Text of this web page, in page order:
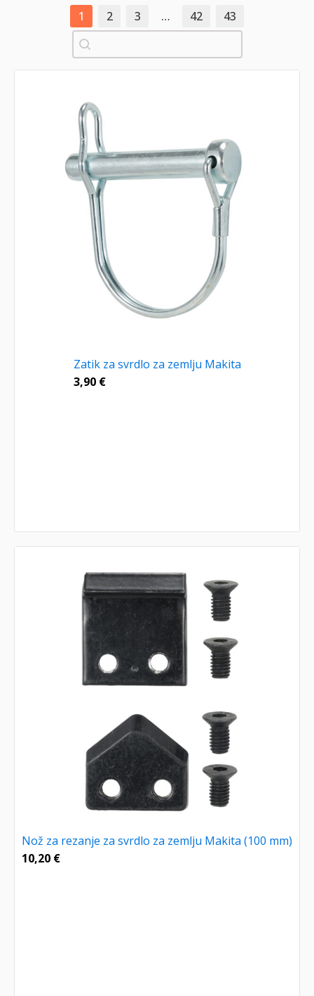
1 2 3 … 42
43
Pretraži
Zatik za svrdlo za zemlju Makita
3,90 €
Nož za rezanje za svrdlo za zemlju Makita (100 mm)
10,20 €